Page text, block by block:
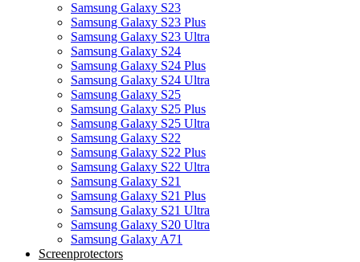
Samsung Galaxy S23
Samsung Galaxy S23 Plus
Samsung Galaxy S23 Ultra
Samsung Galaxy S24
Samsung Galaxy S24 Plus
Samsung Galaxy S24 Ultra
Samsung Galaxy S25
Samsung Galaxy S25 Plus
Samsung Galaxy S25 Ultra
Samsung Galaxy S22
Samsung Galaxy S22 Plus
Samsung Galaxy S22 Ultra
Samsung Galaxy S21
Samsung Galaxy S21 Plus
Samsung Galaxy S21 Ultra
Samsung Galaxy S20 Ultra
Samsung Galaxy A71
Screenprotectors